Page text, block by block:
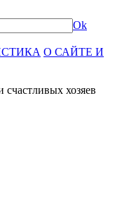
Ok
О САЙТЕ И
хозяев